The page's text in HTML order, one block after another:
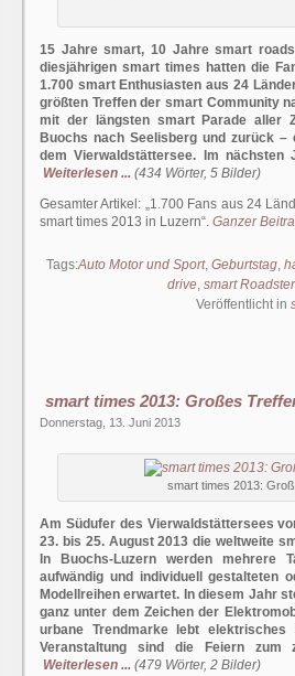
15 Jahre smart, 10 Jahre smart
diesjährigen smart times hatten die
1.700 smart Enthusiasten aus 24
größten Treffen der smart Community
mit der längsten smart Parade aller
Buochs nach Seelisberg und zurück
dem Vierwaldstättersee. Im
Weiterlesen ... (434 Wörter, 5 Bilder)
Gesamter Artikel: 1.700 Fans aus 24
smart times 2013 in Luzern . Ganzer
Tags:Auto Motor und Sport, Geburtstag,
drive, smart Roadster
Veröffentlicht in
smart times 2013: Großes
Donnerstag, 13. Juni 2013
smart times 2013:
Am Südufer des Vierwaldstättersees
23. bis 25. August 2013 die weltweite
In Buochs-Luzern werden mehrere
aufwändig und individuell gestalteten
Modellreihen erwartet. In diesem Jahr
ganz unter dem Zeichen der
urbane Trendmarke lebt
Veranstaltung sind die Feiern zum
Weiterlesen ... (479 Wörter, 2 Bilder)